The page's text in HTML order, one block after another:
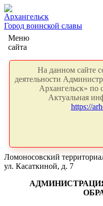
Архангельск
Город воинской славы
Меню
сайта
На данном сайте
деятельности
Архангельск» по
Актуальная
https://
Ломоносовский
ул. Касаткиной, д. 7